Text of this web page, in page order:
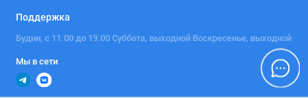
Поддержка
Будни, с 11.00 до 19.00 Суббота, выходной Воскресенье, выходной
Мы в сети